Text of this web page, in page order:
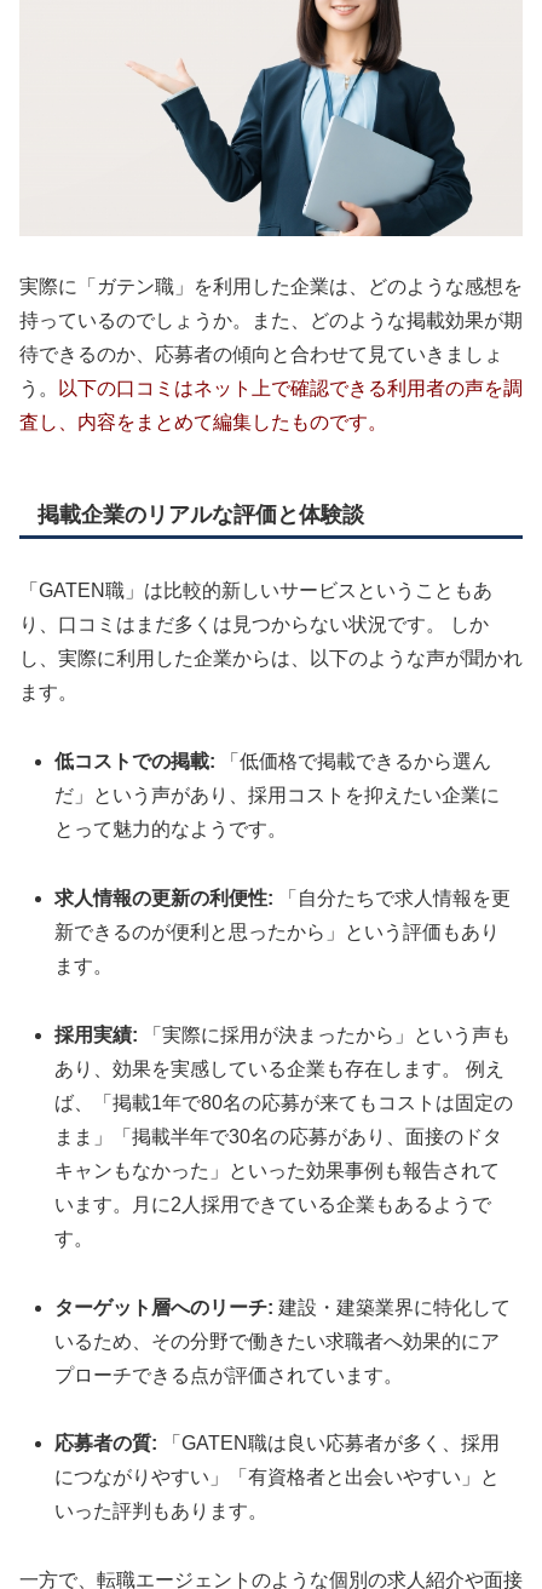
実際に「ガテン職」を利用した企業は、どのような感想を
持っているのでしょうか。また、どのような掲載効果が期
待できるのか、応募者の傾向と合わせて見ていきましょ
う。
以下の口コミはネット上で確認できる利用者の声を調
査し、内容をまとめて編集したものです。
掲載企業のリアルな評価と体験談
「GATEN職」は比較的新しいサービスということもあ
り、口コミはまだ多くは見つからない状況です。
しか
し、実際に利用した企業からは、以下のような声が聞かれ
ます。
低コストでの掲載: 「低価格で掲載できるから選ん
だ」という声があり、採用コストを抑えたい企業に
とって魅力的なようです。
求人情報の更新の利便性: 「自分たちで求人情報を更
新できるのが便利と思ったから」という評価もあり
ます。
採用実績: 「実際に採用が決まったから」という声も
あり、効果を実感している企業も存在します。
例え
ば、「掲載1年で80名の応募が来てもコストは固定の
まま」「掲載半年で30名の応募があり、面接のドタ
キャンもなかった」といった効果事例も報告されて
います。
月に2人採用できている企業もあるようで
す。
ターゲット層へのリーチ: 建設・建築業界に特化して
いるため、その分野で働きたい求職者へ効果的にア
プローチできる点が評価されています。
応募者の質: 「GATEN職は良い応募者が多く、採用
につながりやすい」「有資格者と出会いやすい」と
いった評判もあります。
一方で、転職エージェントのような個別の求人紹介や面接